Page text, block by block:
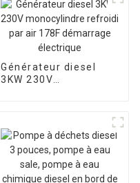
Générateur diesel
3KW 230V
démarrage électrique